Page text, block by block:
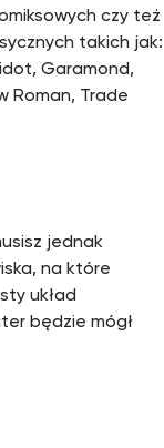
czy też
takich jak:
Garamond,
Roman, Trade
jednak
na które
układ
będzie mógł